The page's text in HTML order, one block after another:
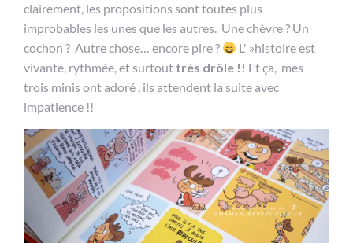
clairement, les propositions sont toutes plus
improbables les unes que les autres. Une chèvre ? Un
cochon ? Autre chose… encore pire ?
L' »histoire est
vivante, rythmée, et surtout très drôle !! Et ça, mes
trois minis ont adoré , ils attendent la suite avec
impatience !!